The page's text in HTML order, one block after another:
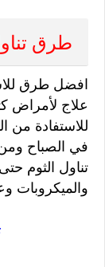
طرق
افضل طرق
علاج لأمراض
للاستفادة من
في الصباح
تناول الثوم
والميكروبات